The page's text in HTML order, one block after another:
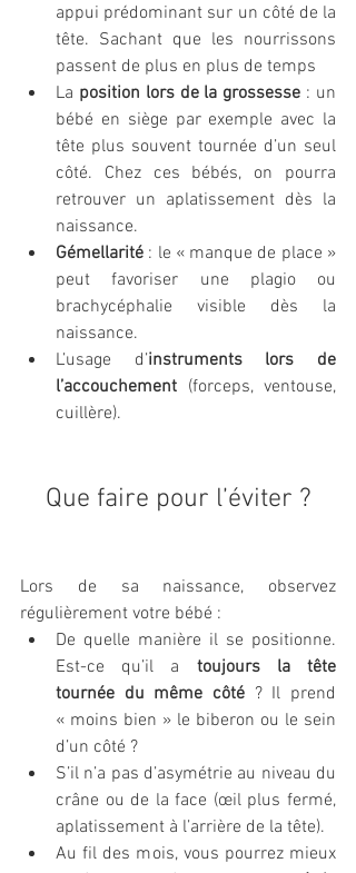
appui prédominant sur un côté de la
tête. Sachant que les nourrissons
passent de plus en plus de temps
La position lors de la grossesse : un
bébé en siège par exemple avec la
tête plus souvent tournée d’un seul
côté. Chez ces bébés, on pourra
retrouver un aplatissement dès la
naissance.
Gémellarité : le « manque de place »
peut favoriser une plagio ou
brachycéphalie visible dès la
naissance.
L’usage d’instruments lors de
l’accouchement (forceps, ventouse,
cuillère).
Que faire pour l’éviter ?
Lors de sa naissance, observez
régulièrement votre bébé :
De quelle manière il se positionne.
Est-ce qu’il a toujours la tête
tournée du même côté ? Il prend
« moins bien » le biberon ou le sein
d’un côté ?
S’il n’a pas d’asymétrie au niveau du
crâne ou de la face (œil plus fermé,
aplatissement à l’arrière de la tête).
Au fil des mois, vous pourrez mieux